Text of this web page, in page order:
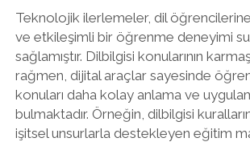
Teknolojik ilerlemeler, dil
ve etkileşimli bir öğrenme deneyimi
sağlamıştır. Dilbilgisi konularının
rağmen, dijital araçlar sayesinde
konuları daha kolay anlama ve
bulmaktadır. Örneğin, dilbilgisi
işitsel unsurlarla destekleyen eğitim